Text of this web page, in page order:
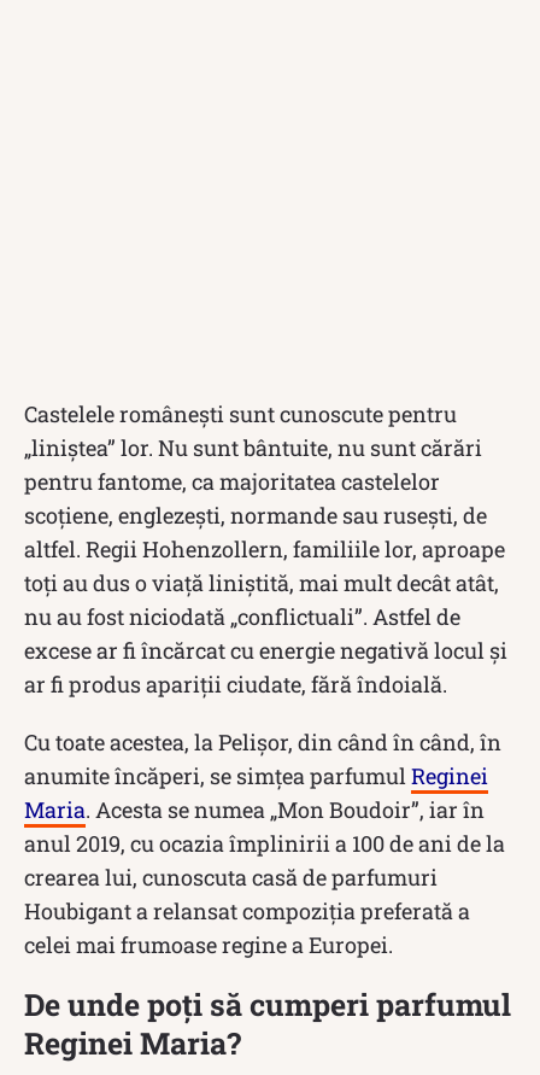
Castelele românești sunt cunoscute pentru
„liniștea” lor. Nu sunt bântuite, nu sunt cărări
pentru fantome, ca majoritatea castelelor
scoțiene, englezești, normande sau rusești, de
altfel. Regii Hohenzollern, familiile lor, aproape
toți au dus o viață liniștită, mai mult decât atât,
nu au fost niciodată „conflictuali”. Astfel de
excese ar fi încărcat cu energie negativă locul și
ar fi produs apariții ciudate, fără îndoială.
Cu toate acestea, la Pelișor, din când în când, în
anumite încăperi, se simțea parfumul Reginei
Maria. Acesta se numea „Mon Boudoir”, iar în
anul 2019, cu ocazia împlinirii a 100 de ani de la
crearea lui, cunoscuta casă de parfumuri
Houbigant a relansat compoziția preferată a
celei mai frumoase regine a Europei.
De unde poți să cumperi parfumul
Reginei Maria?